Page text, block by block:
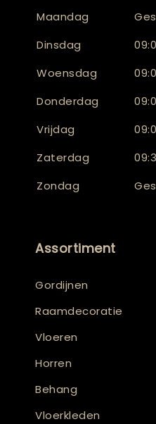
Maandag
Dinsdag
Woensdag
Donderdag
Vrijdag
Zaterdag
Zondag
Assortiment
Gordijnen
Raamdecoratie
Vloeren
Horren
Behang
Vloerkleden